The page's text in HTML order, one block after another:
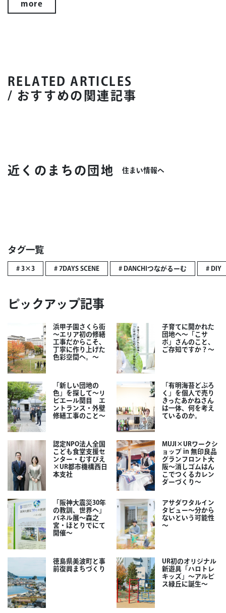
more
RELATED ARTICLES
/ おすすめの関連記事
近くのまちの団地 住まい情報へ
タグ一覧
# 3×3 # 7DAYS SCENE # DANCHIつながるーむ # DIY
ピックアップ記事
浜甲子園さくら街
～エリア初の修繕
工事だからこそ、
丁寧に作り上げた
色彩空間へ。～
子育てに開かれた
団地へ～「こサ
ポ」さんのこと、
ご存知ですか？～
「新しい団地の
色」を探して～リ
ビエール関目 エ
ントランス・外壁
修繕工事のこと～
「有明海苔どぶろ
く」を個人で売り
きったあかねさん
は一体、何を考え
ているのか。
認定NPO法人全国
こども食堂支援セ
ンター・むすびえ
×UR都市機構西日
本支社
MUJI×URワークシ
ョップ in 無印良品
グランフロント大
阪～消しゴムはん
こでつくるカレン
ダーづくり～
「阪神大震災30年
の教訓、世界へ」
パネル展～森之
宮・ほとりでにて
開催～
アサダワタルイン
タビュー～分から
ないという可能性
～
徳島県美波町と事
前復興まちづくり
UR初のオリジナル
新遊具「ハロトレ
キッズ」～アルビ
ス緑丘に誕生～